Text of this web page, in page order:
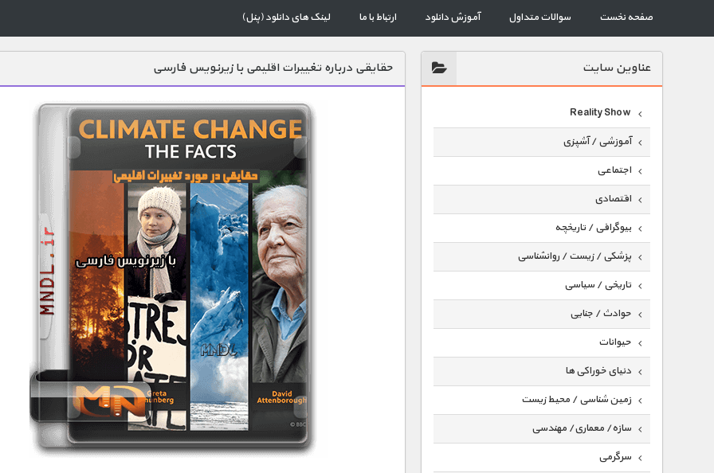
صفحه نخست سوالات متداول آموزش دانلود ارتباط با ما لینک های دانلود (پنل)
عناوين سايت
Reality Show
آموزشی / آشپزی
اجتماعی
اقتصادی
بیوگرافی / تاریخچه
پزشکی / زیست / روانشناسی
تاریخی / سیاسی
حوادث / جنایی
حیوانات
دنیای خوراکی ها
زمین شناسی / محیط زیست
سازه/ معماری/ مهندسی
سرگرمی
حقایقی درباره تغییرات اقلیمی با زیرنویس فارسی